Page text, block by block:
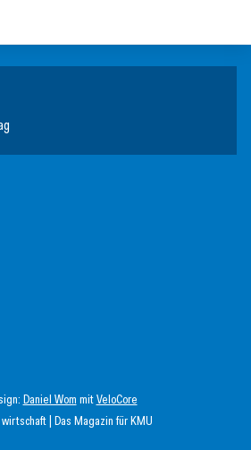
| Das Magazin für KMU
Daniel Wom mitVeloCore